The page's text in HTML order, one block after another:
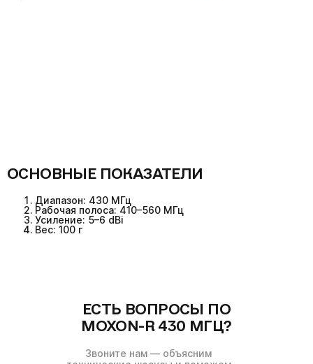
ОСНОВНЫЕ ПОКАЗАТЕЛИ
Диапазон: 430 МГц
Рабочая полоса: 410–560 МГц
Усиление: 5–6 dBi
Вес: 100 г
ЕСТЬ ВОПРОСЫ ПО
MOXON-R 430 МГЦ?
Звоните нам — объясним